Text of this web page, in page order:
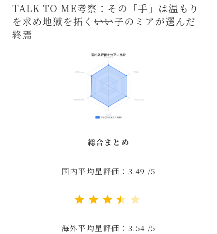
TALK TO ME考察：その「手」は温もり
を求め地獄を拓く――いい子のミアが選んだ
終焉
総合まとめ
国内平均星評価：3.49 /5
海外平均星評価：3.54 /5